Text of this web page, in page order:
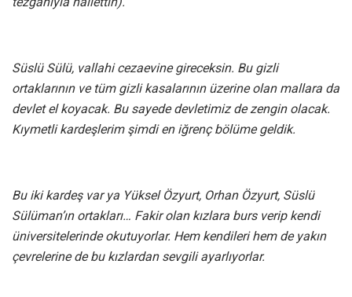
Süslü Sülü, vallahi cezaevine gireceksin. Bu gizli
ortaklarının ve tüm gizli kasalarının üzerine olan mallara da
devlet el koyacak. Bu sayede devletimiz de zengin olacak.
Kıymetli kardeşlerim şimdi en iğrenç bölüme geldik.
Bu iki kardeş var ya Yüksel Özyurt, Orhan Özyurt, Süslü
Sülüman’ın ortakları… Fakir olan kızlara burs verip kendi
üniversitelerinde okutuyorlar. Hem kendileri hem de yakın
çevrelerine de bu kızlardan sevgili ayarlıyorlar.